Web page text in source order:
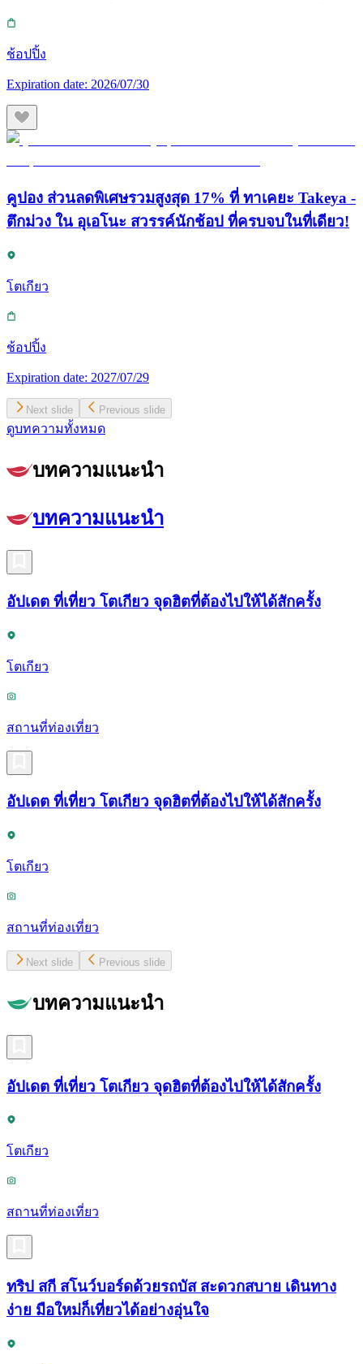
ช้อปปิ้ง
Expiration date: 2026/07/30
คูปอง ส่วนลดพิเศษรวมสูงสุด 17% ที่ ทาเคยะ Takeya -
ตึกม่วง ใน อุเอโนะ สวรรค์นักช้อป ที่ครบจบในที่เดียว!
โตเกียว
ช้อปปิ้ง
Expiration date: 2027/07/29
Next slide Previous slide
ดูบทความทั้งหมด
บทความแนะนำ
บทความแนะนำ
อัปเดต ที่เที่ยว โตเกียว จุดฮิตที่ต้องไปให้ได้สักครั้ง
โตเกียว
สถานที่ท่องเที่ยว
อัปเดต ที่เที่ยว โตเกียว จุดฮิตที่ต้องไปให้ได้สักครั้ง
โตเกียว
สถานที่ท่องเที่ยว
Next slide Previous slide
บทความแนะนำ
อัปเดต ที่เที่ยว โตเกียว จุดฮิตที่ต้องไปให้ได้สักครั้ง
โตเกียว
สถานที่ท่องเที่ยว
ทริป สกี สโนว์บอร์ดด้วยรถบัส สะดวกสบาย เดินทาง
ง่าย มือใหม่ก็เที่ยวได้อย่างอุ่นใจ